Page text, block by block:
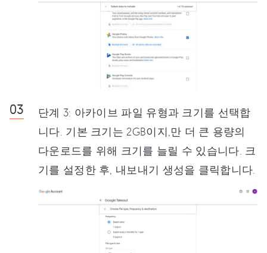
단계 3: 아카이브 파일 유형과 크기를 선택합
니다. 기본 크기는 2GB이지,만 더 큰 용량의
다운로드를 위해 크기를 늘릴 수 있습니다. 크
기를 설정한 후, 내보내기 생성을 클릭합니다.